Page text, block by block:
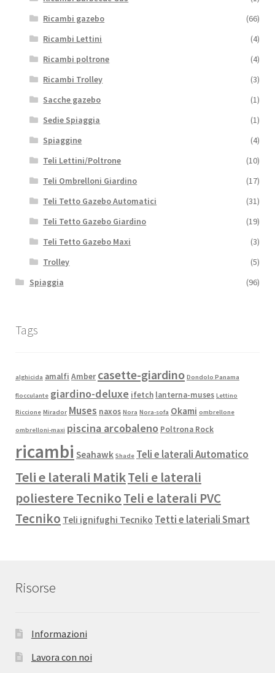
Ricambi gazebo
(66)
Ricambi Lettini
(4)
Ricambi poltrone
(4)
Ricambi Trolley
(3)
Sacche gazebo
(1)
Sedie Spiaggia
(1)
Spiaggine
(4)
Teli Lettini/Poltrone
(10)
Teli Ombrelloni Giardino
(17)
Teli Tetto Gazebo Automatici
(31)
Teli Tetto Gazebo Giardino
(19)
Teli Tetto Gazebo Maxi
(3)
Trolley
(5)
Spiaggia
(96)
Tags
alghicida amalfi Amber casette-giardino Dondolo Panama
flocculante giardino-deluxe ifetch lanterna-muses Lettino
Riccione Mirador Muses naxos Nora Nora-sofa Okami ombrellone
ombrelloni-maxi piscina arcobaleno Poltrona Rock
ricambi Seahawk Shade Teli e laterali Automatico
Teli e laterali MatikTeli e laterali
poliestere TecnikoTeli e laterali PVC
Tecniko Teli ignifughi Tecniko Tetti e lateriali Smart
Risorse
Informazioni
Lavora con noi